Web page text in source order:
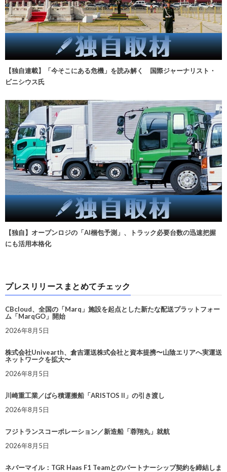
【独自連載】「今そこにある危機」を読み解く 国際ジャーナリスト・
ビニシウス氏
【独自】オープンロジの「AI梱包予測」、トラック必要台数の迅速把握
にも活用本格化
プレスリリースまとめてチェック
CBcloud、全国の「Marq」施設を起点とした新たな配送プラットフォー
ム「MarqGO」開始
2026年8月5日
株式会社Univearth、倉吉運送株式会社と資本提携〜山陰エリアへ実運送
ネットワークを拡大〜
2026年8月5日
川崎重工業／ばら積運搬船「ARISTOS II」の引き渡し
2026年8月5日
フジトランスコーポレーション／新造船「蓉翔丸」就航
2026年8月5日
ネバーマイル：TGR Haas F1 Teamとのパートナーシップ契約を締結しま